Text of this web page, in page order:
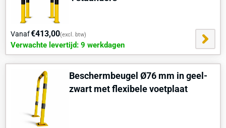
bevestiging:
Bepaal de locatie
– Positioneer de beschermbeugel op de
gewenste locatie en markeer de boorgaten op de ondergrond.
– Gebruik een steenboor van 10 mm om gaten
te boren op de gemarkeerde plekken. De boordiepte moet
minimaal 100 mm zijn.
Plaats de pluggen – Duw de kunststof pluggen stevig in de
geboorde gaten tot ze gelijk liggen met het oppervlak.
Plaats de beugel
positie en lijn de voetplaten uit met de geplaatste pluggen.
Vanaf€413,00(excl. btw)
Verwachte levertijd: 9 werkdagen
Beschermbeugel Ø76 mm in geel-
zwart met flexibele voetplaat